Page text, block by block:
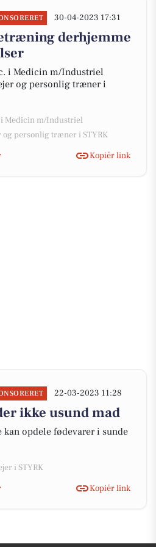
30-04-2023 17:31
derhjemme
i Medicin m/Industriel
og personlig træner i
Medicin m/Industriel
personlig træner i STYRK
Kopiér link
22-03-2023 11:28
ikke usund mad
kan opdele fødevarer i sunde
i STYRK
Kopiér link